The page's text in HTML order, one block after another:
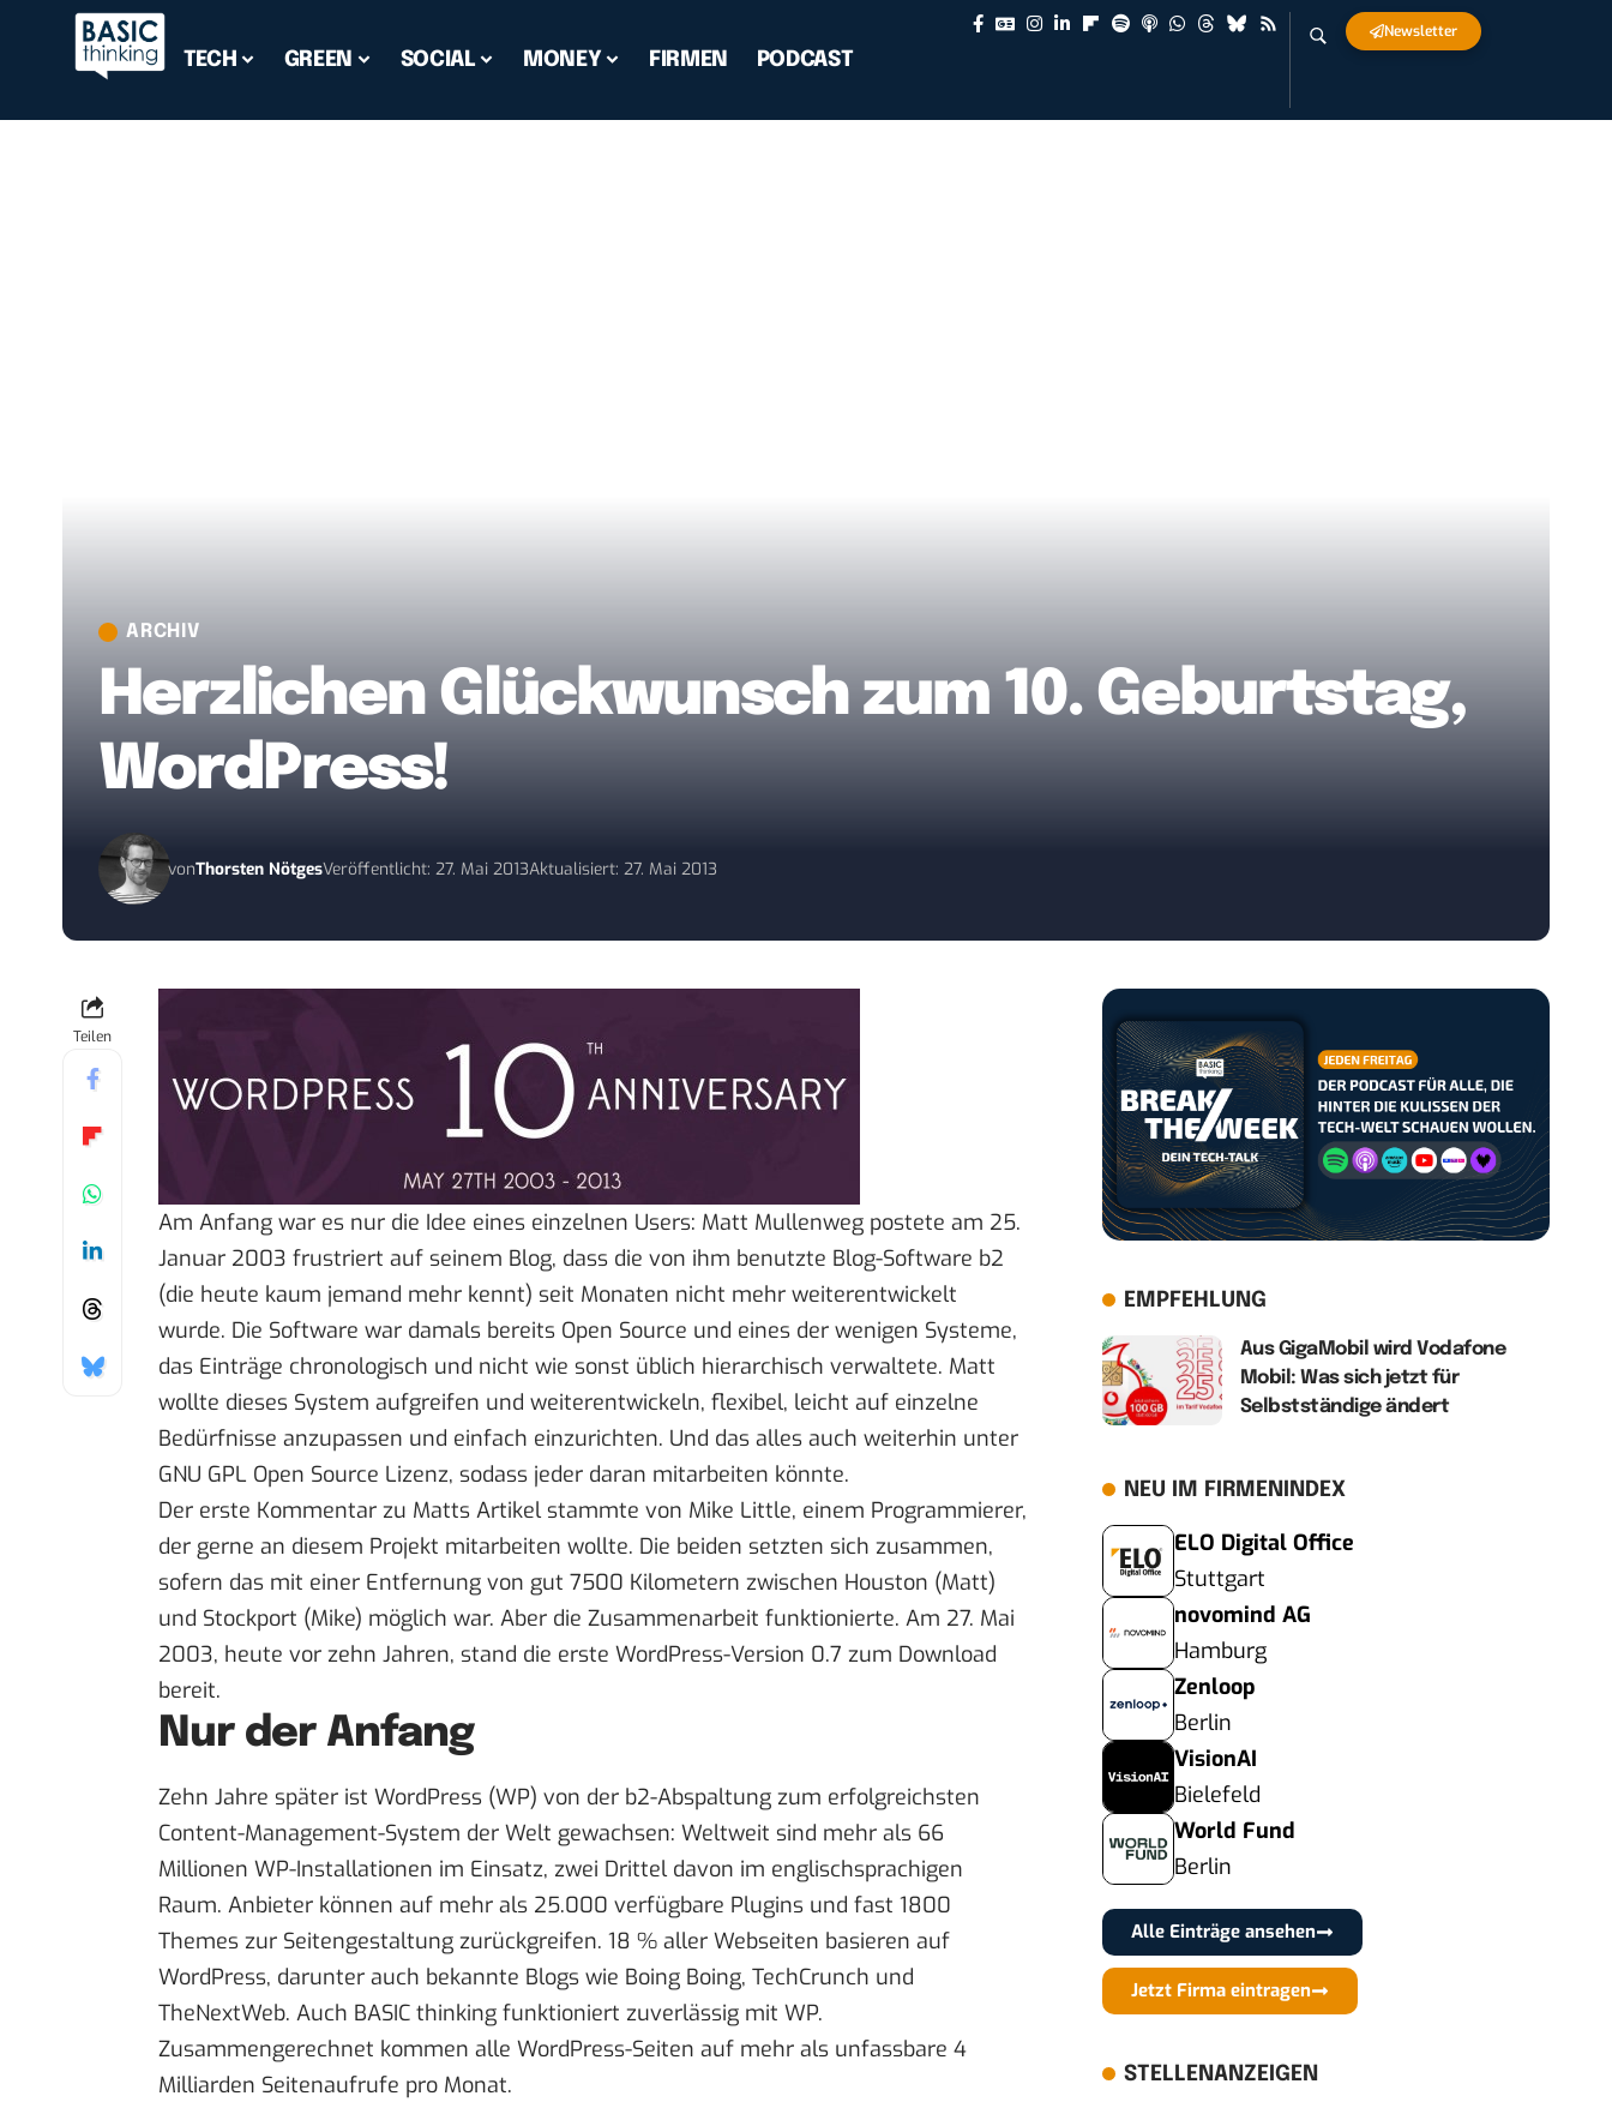
TECH GREEN SOCIAL MONEY FIRMEN PODCAST
Newsletter
ARCHIV
Herzlichen Glückwunsch zum 10. Geburtstag,
WordPress!
vonThorsten NötgesVeröffentlicht: 27. Mai 2013Aktualisiert: 27. Mai 2013
Teilen
Am Anfang war es nur die Idee eines einzelnen Users: Matt Mullenweg postete am 25.
Januar 2003 frustriert auf seinem Blog, dass die von ihm benutzte Blog-Software b2
(die heute kaum jemand mehr kennt) seit Monaten nicht mehr weiterentwickelt
wurde. Die Software war damals bereits Open Source und eines der wenigen Systeme,
das Einträge chronologisch und nicht wie sonst üblich hierarchisch verwaltete. Matt
wollte dieses System aufgreifen und weiterentwickeln, flexibel, leicht auf einzelne
Bedürfnisse anzupassen und einfach einzurichten. Und das alles auch weiterhin unter
GNU GPL Open Source Lizenz, sodass jeder daran mitarbeiten könnte.
Der erste Kommentar zu Matts Artikel stammte von Mike Little, einem Programmierer,
der gerne an diesem Projekt mitarbeiten wollte. Die beiden setzten sich zusammen,
sofern das mit einer Entfernung von gut 7500 Kilometern zwischen Houston (Matt)
und Stockport (Mike) möglich war. Aber die Zusammenarbeit funktionierte. Am 27. Mai
2003, heute vor zehn Jahren, stand die erste WordPress-Version 0.7 zum Download
bereit.
Nur der Anfang
Zehn Jahre später ist WordPress (WP) von der b2-Abspaltung zum erfolgreichsten
Content-Management-System der Welt gewachsen: Weltweit sind mehr als 66
Millionen WP-Installationen im Einsatz, zwei Drittel davon im englischsprachigen
Raum. Anbieter können auf mehr als 25.000 verfügbare Plugins und fast 1800
Themes zur Seitengestaltung zurückgreifen. 18 % aller Webseiten basieren auf
WordPress, darunter auch bekannte Blogs wie Boing Boing, TechCrunch und
TheNextWeb. Auch BASIC thinking funktioniert zuverlässig mit WP.
Zusammengerechnet kommen alle WordPress-Seiten auf mehr als unfassbare 4
Milliarden Seitenaufrufe pro Monat.
EMPFEHLUNG
Aus GigaMobil wird Vodafone
Mobil: Was sich jetzt für
Selbstständige ändert
NEU IM FIRMENINDEX
ELO Digital Office
Stuttgart
novomind AG
Hamburg
Zenloop
Berlin
VisionAI
Bielefeld
World Fund
Berlin
Alle Einträge ansehen
Jetzt Firma eintragen
STELLENANZEIGEN